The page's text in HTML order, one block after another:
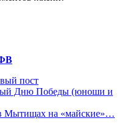
пост
Дню Победы (юноши и
Мытищах на «майские»…